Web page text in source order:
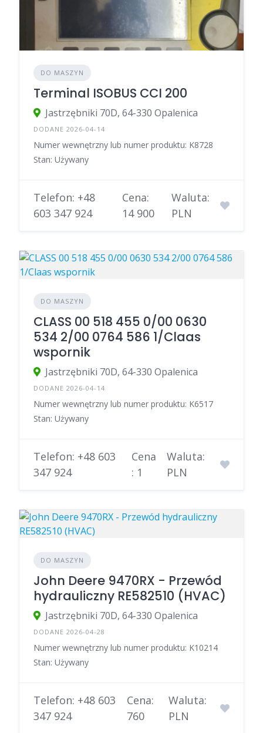
DO MASZYN
Terminal ISOBUS CCI 200
Jastrzębniki 70D, 64-330 Opalenica
DODANE 2026-04-14
Numer wewnętrzny lub numer produktu: K8728
Stan: Używany
Telefon: +48
603 347 924
Cena:
14 900
Waluta:
PLN
DO MASZYN
CLASS 00 518 455 0/00 0630
534 2/00 0764 586 1/Claas
wspornik
Jastrzębniki 70D, 64-330 Opalenica
DODANE 2026-04-14
Numer wewnętrzny lub numer produktu: K6517
Stan: Używany
Telefon: +48 603
347 924
Cena
: 1
Waluta:
PLN
DO MASZYN
John Deere 9470RX - Przewód
hydrauliczny RE582510 (HVAC)
Jastrzębniki 70D, 64-330 Opalenica
DODANE 2026-04-28
Numer wewnętrzny lub numer produktu: K10214
Stan: Używany
Telefon: +48 603
347 924
Cena:
760
Waluta:
PLN